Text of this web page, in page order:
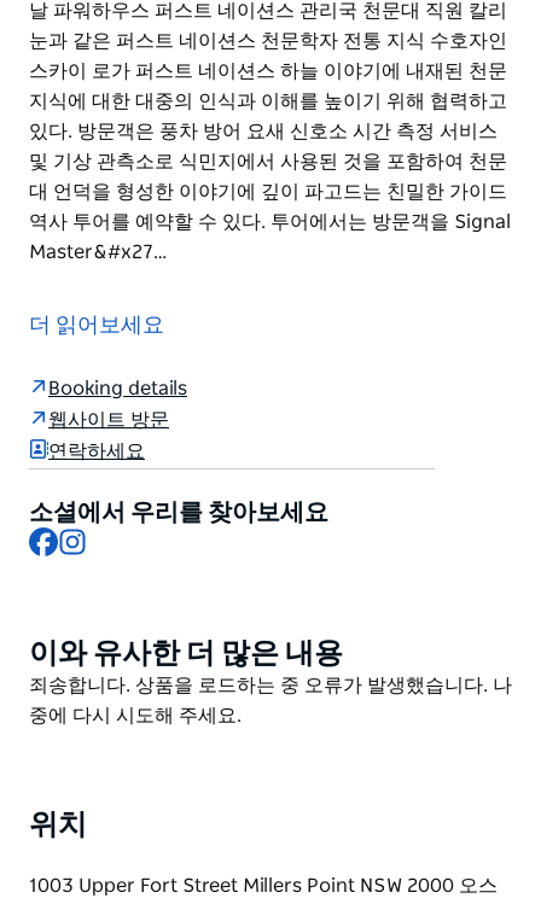
날 파워하우스 퍼스트 네이션스 관리국 천문대 직원 칼리
눈과 같은 퍼스트 네이션스 천문학자 전통 지식 수호자인
스카이 로가 퍼스트 네이션스 하늘 이야기에 내재된 천문
지식에 대한 대중의 인식과 이해를 높이기 위해 협력하고
있다. 방문객은 풍차 방어 요새 신호소 시간 측정 서비스
및 기상 관측소로 식민지에서 사용된 것을 포함하여 천문
대 언덕을 형성한 이야기에 깊이 파고드는 친밀한 가이드
역사 투어를 예약할 수 있다. 투어에서는 방문객을 Signal
Master&#x27…
항구를 내려다보는 시드니 천문대는 가디갈에게 중요한
사람들과 그 이후의 활동에 기여한 사람들의 역사적인 천
문 및 기상 모니터링 업적을 자세히 설명하고 있다.
오늘날 파워하우스 퍼스트 네이션스 관리국 천문대 직원
칼리 눈과 같은 퍼스트 네이션스 천문학자 전통 지식 수호
자인 스카이 로가 퍼스트 네이션스 하늘 이야기에 내재된
방문객은 풍차 방어 요새 신호소 시간 측정 서비스 및 기
상 관측소로 식민지에서 사용된 것을 포함하여 천문대 언
덕을 형성한 이야기에 깊이 파고드는 친밀한 가이드 역사
투어를 예약할 수 있다. 투어에서는 방문객을 Signal
좁은 계단을 올라가 천문 돔 내부의 현대식 16인치 망원경
더 읽어보세요
Booking details
웹사이트 방문
연락하세요
소셜에서 우리를 찾아보세요
Facebook
Product
List
이와 유사한 더 많은 내용
Product
List
죄송합니다. 상품을 로드하는 중 오류가 발생했습니다. 나
중에 다시 시도해 주세요.
위치
1003 Upper Fort Street Millers Point NSW 2000 오스